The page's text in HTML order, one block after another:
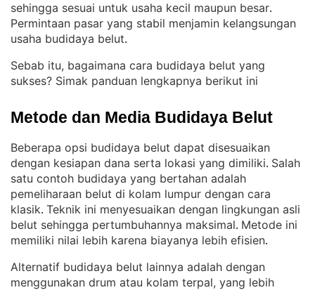
sehingga sesuai untuk usaha kecil maupun besar
Permintaan pasar yang stabil menjamin kelangsungan
usaha budidaya belut.
Sebab itu, bagaimana cara budidaya belut yang
sukses? Simak panduan lengkapnya berikut ini
Metode dan Media Budidaya Belut
Beberapa opsi budidaya belut dapat disesuaikan
dengan kesiapan dana serta lokasi yang dimiliki. Salah
satu contoh budidaya yang bertahan adalah
pemeliharaan belut di kolam lumpur dengan cara
klasik. Teknik ini menyesuaikan dengan lingkungan asli
belut sehingga pertumbuhannya maksimal. Metode ini
memiliki nilai lebih karena biayanya lebih efisien.
Alternatif budidaya belut lainnya adalah dengan
menggunakan drum atau kolam terpal, yang lebih